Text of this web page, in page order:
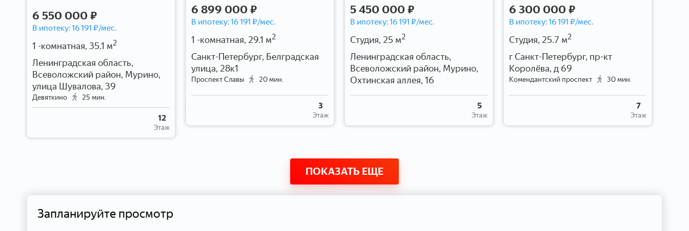
6 550 000 ₽
В ипотеку:16 191 ₽/мес.
1 -комнатная, 35.1 м2
Ленинградская область,
Всеволожский район, Мурино,
улица Шувалова, 39
Девяткино 25 мин.
Этаж
12
6 899 000 ₽
В ипотеку:16 191 ₽/мес.
1 -комнатная, 29.1 м2
Санкт-Петербург, Белградская
улица, 28к1
Проспект Славы 20 мин.
Этаж
3
5 450 000 ₽
В ипотеку:16 191 ₽/мес.
Студия, 25 м2
Ленинградская область,
Всеволожский район, Мурино,
Охтинская аллея, 16
Этаж
5
6 300 000 ₽
В ипотеку:16 191 ₽/мес.
Студия, 25.7 м2
г Санкт-Петербург, пр-кт
Королёва, д 69
Комендантский проспект 30 мин.
Этаж
7
ПОКАЗАТЬ ЕЩЕ
Запланируйте просмотр